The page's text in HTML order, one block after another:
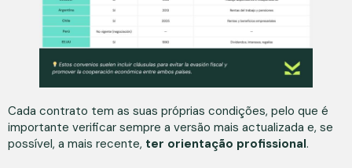
Cada contrato tem as suas próprias condições, pelo que é
importante verificar sempre a versão mais actualizada e, se
possível, a mais recente, ter orientação profissional.